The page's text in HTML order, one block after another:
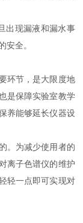
出现漏液和漏水事
安全。
环节，是大限度地
是保障实验室教学
养能够延长仪器设
。为减少使用者的
离子色谱仪的维护
轻一点即可实现对